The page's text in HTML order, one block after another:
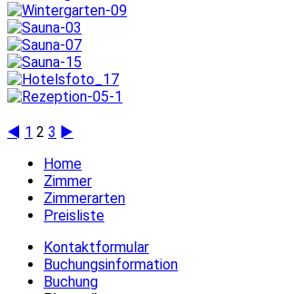
◄ 1 2 3 ►
Home
Zimmer
Zimmerarten
Preisliste
Kontaktformular
Buchungsinformation
Buchung